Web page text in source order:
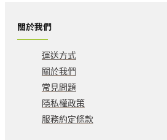
關於我們
運送方式
關於我們
常見問題
隱私權政策
服務約定條款